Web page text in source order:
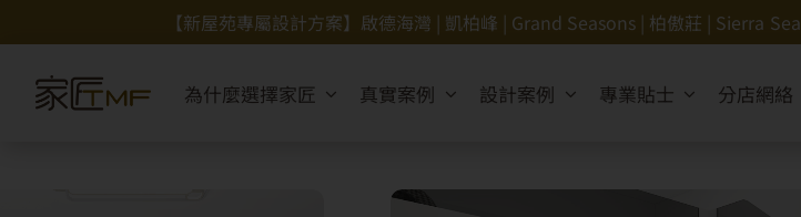
to
content
【新屋苑專屬設計方案】啟德海灣 | 凱柏峰 | Grand Seasons | 柏傲莊 | Sierra
為什麼選擇家匠 真實案例 設計案例 專業貼士 分店網絡